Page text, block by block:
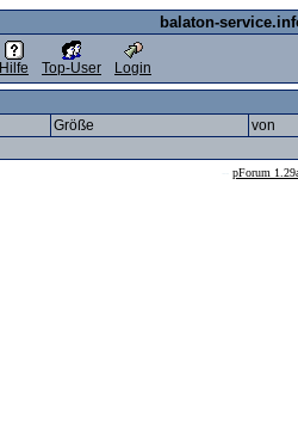
balaton-
Hilfe Top-User Login
Größe
von
pForum